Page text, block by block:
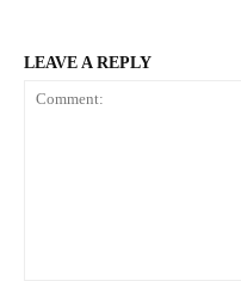
LEAVE A REPLY